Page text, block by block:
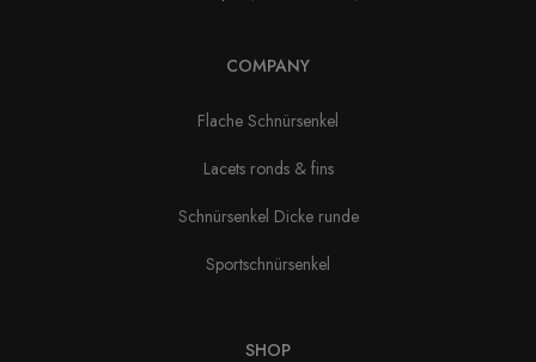
COMPANY
Flache Schnürsenkel
Lacets ronds & fins
Schnürsenkel Dicke runde
Sportschnürsenkel
SHOP